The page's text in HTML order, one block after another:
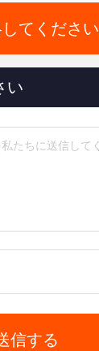
てください
い
信する